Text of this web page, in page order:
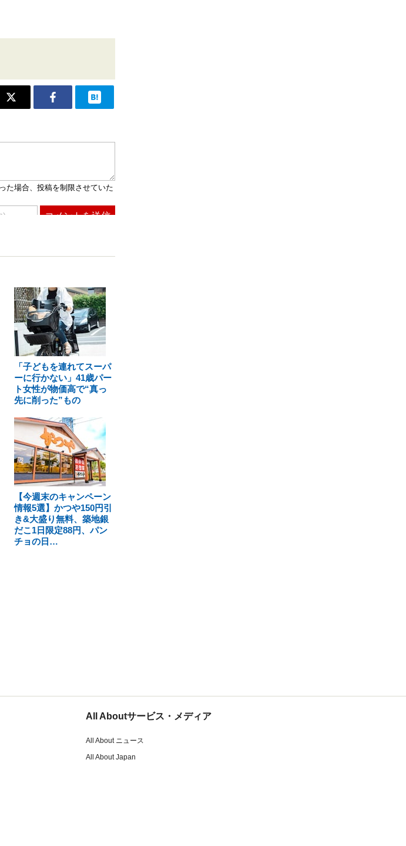
「子どもを連れてスーパ
ーに行かない」41歳パー
ト女性が物価高で“真っ
先に削った”もの
【今週末のキャンペーン
情報5選】かつや150円引
き&大盛り無料、築地銀
だこ1日限定88円、パン
チョの日…
All Aboutサービス・メディア
All About ニュース
All About Japan